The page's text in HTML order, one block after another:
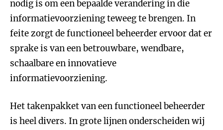
nodig is om een bepaalde verandering in die
informatievoorziening teweeg te brengen. In
feite zorgt de functioneel beheerder ervoor dat er
sprake is van een betrouwbare, wendbare,
schaalbare en innovatieve
informatievoorziening.
Het takenpakket van een functioneel beheerder
is heel divers. In grote lijnen onderscheiden wij